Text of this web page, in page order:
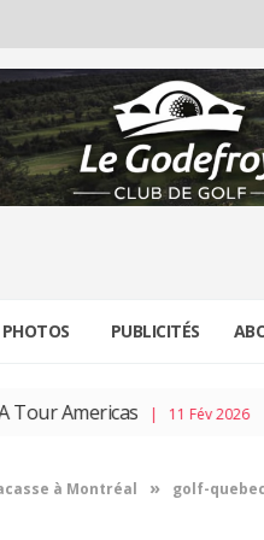
PUBLICITÉS
Americas| 11 Fév 2026
à Montréal » golf-